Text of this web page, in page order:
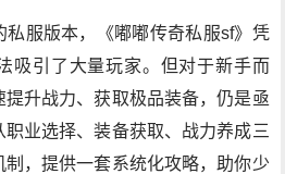
私服版本，《嘟嘟传奇私服sf》凭
吸引了大量玩家。但对于新手而
升战力、获取极品装备，仍是亟
业选择、装备获取、战力养成三
，提供一套系统化攻略，助你少